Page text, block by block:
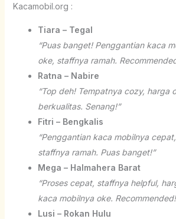
Kacamobil.org :
Tiara – Tegal
“Puas banget! Penggantian kaca
oke, staffnya ramah.
Ratna – Nabire
“Top deh! Tempatnya cozy, harga
berkualitas. Senang!”
Fitri – Bengkalis
“Penggantian kaca mobilnya
staffnya ramah. Puas banget!”
Mega – Halmahera Barat
“Proses cepat, staffnya helpful,
kaca mobilnya oke.
Lusi – Rokan Hulu